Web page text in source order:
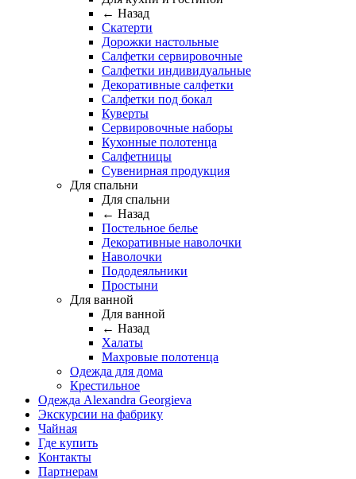
← Назад
Скатерти
Дорожки настольные
Салфетки сервировочные
Салфетки индивидуальные
Декоративные салфетки
Салфетки под бокал
Куверты
Сервировочные наборы
Кухонные полотенца
Салфетницы
Сувенирная продукция
Для спальни
Для спальни
← Назад
Постельное белье
Декоративные наволочки
Наволочки
Пододеяльники
Простыни
Для ванной
Для ванной
← Назад
Халаты
Махровые полотенца
Одежда для дома
Крестильное
Одежда Alexandra Georgieva
Экскурсии на фабрику
Чайная
Где купить
Контакты
Партнерам